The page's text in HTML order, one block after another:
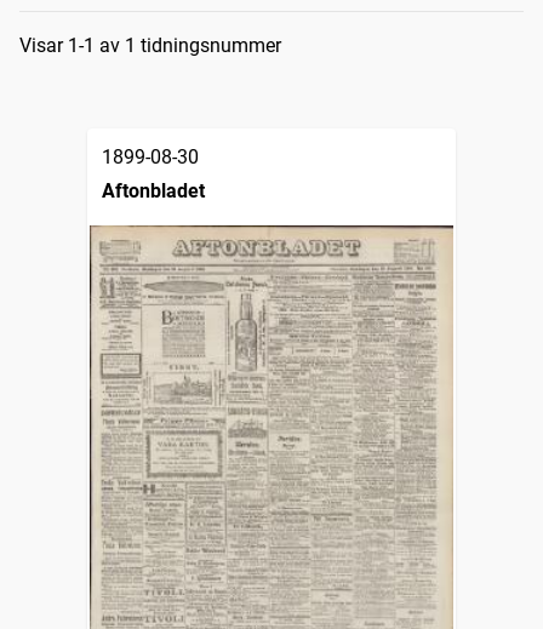
Sökresultat
Visar 1-1 av 1 tidningsnummer
1899-08-30
Aftonbladet